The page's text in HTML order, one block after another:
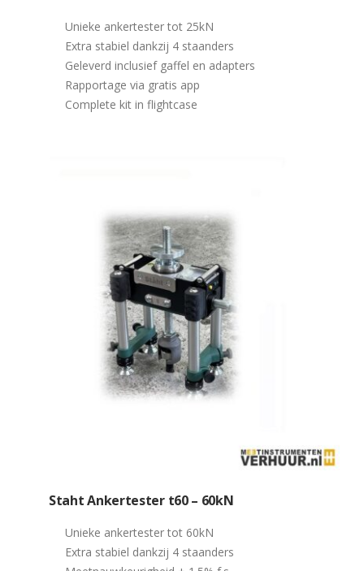
Unieke ankertester tot 25kN
Extra stabiel dankzij 4 staanders
Geleverd inclusief gaffel en adapters
Rapportage via gratis app
Complete kit in flightcase
Staht Ankertester t60 – 60kN
Unieke ankertester tot 60kN
Extra stabiel dankzij 4 staanders